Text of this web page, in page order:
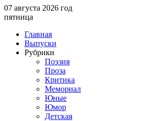
07 августа 2026 год
пятница
Главная
Выпуски
Рубрики
Поэзия
Проза
Критика
Мемориал
Юные
Юмор
Детская